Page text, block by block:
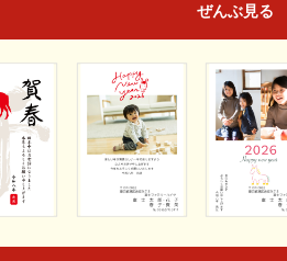
ぜんぶ見る